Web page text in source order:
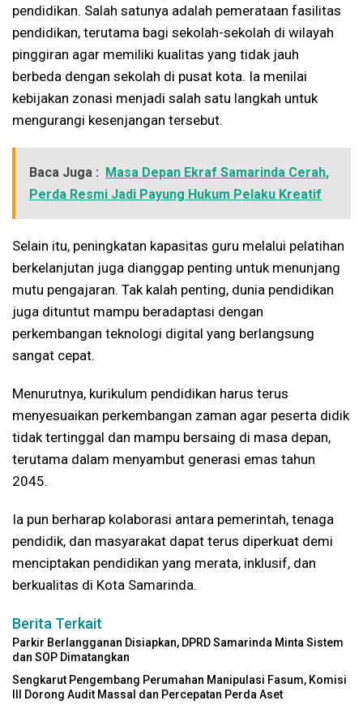
pendidikan. Salah satunya adalah pemerataan fasilitas
pendidikan, terutama bagi sekolah-sekolah di wilayah
pinggiran agar memiliki kualitas yang tidak jauh
berbeda dengan sekolah di pusat kota. Ia menilai
kebijakan zonasi menjadi salah satu langkah untuk
mengurangi kesenjangan tersebut.
Baca Juga :
Masa Depan Ekraf Samarinda Cerah,
Perda Resmi Jadi Payung Hukum Pelaku Kreatif
Selain itu, peningkatan kapasitas guru melalui pelatihan
berkelanjutan juga dianggap penting untuk menunjang
mutu pengajaran. Tak kalah penting, dunia pendidikan
juga dituntut mampu beradaptasi dengan
perkembangan teknologi digital yang berlangsung
sangat cepat.
Menurutnya, kurikulum pendidikan harus terus
menyesuaikan perkembangan zaman agar peserta didik
tidak tertinggal dan mampu bersaing di masa depan,
terutama dalam menyambut generasi emas tahun
2045.
Ia pun berharap kolaborasi antara pemerintah, tenaga
pendidik, dan masyarakat dapat terus diperkuat demi
menciptakan pendidikan yang merata, inklusif, dan
berkualitas di Kota Samarinda.
Berita Terkait
Parkir Berlangganan Disiapkan, DPRD Samarinda Minta Sistem
dan SOP Dimatangkan
Sengkarut Pengembang Perumahan Manipulasi Fasum, Komisi
III Dorong Audit Massal dan Percepatan Perda Aset